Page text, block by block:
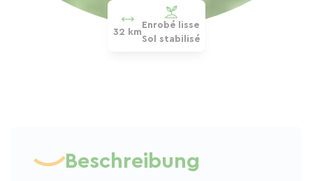
32 km
Enrobé lisse
Sol stabilisé
Beschreibung